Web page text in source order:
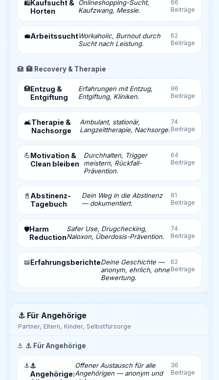
🛍️Kaufsucht &
Horten
Onlineshopping-Sucht,
Kaufzwang, Messie.
66
Beiträge
💼ArbeitssuchtWorkaholic, Burnout durch
Sucht nach Leistung.
62
Beiträge
🏥 🏥 Recovery & Therapie
🏥Entzug &
Entgiftung
Erfahrungen mit Entzug,
Entgiftung, Kliniken.
96
Beiträge
🛋️Therapie &
Nachsorge
Ambulant, stationär,
Langzeittherapie, Nachsorge.
74
Beiträge
💪Motivation &
Clean bleiben
Durchhalten, Trigger
meistern, Rückfall-
Prävention.
64
Beiträge
📓 Abstinenz-
Tagebuch
Dein Weg in die Abstinenz
— dokumentiert.
81
Beiträge
🛡️Harm
Reduction
Safer Use, Drugchecking,
Naloxon, Überdosis-Prävention.
74
Beiträge
📖ErfahrungsberichteDeine Geschichte —
anonym, ehrlich, ohne
Bewertung.
62
Beiträge
⚓ Für Angehörige
Partner, Eltern, Kinder, Selbstfürsorge
⚓ ⚓ Für Angehörige
⚓⚓
Angehörige:
Offener Austausch für alle
Angehörigen — anonym und
36
Beiträge